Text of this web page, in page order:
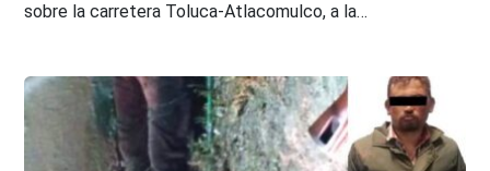
sobre la carretera Toluca-Atlacomulco, a la…